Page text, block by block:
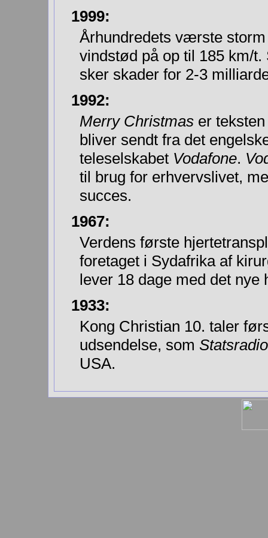
1999:
Århundredets værste
vindstød på op til 185 km/
sker skader for 2-3
1992:
Merry Christmas er
bliver sendt fra det
teleselskabet Vodafone.
til brug for erhvervslivet,
succes.
1967:
Verdens første
foretaget i Sydafrika af
lever 18 dage med det nye
1933:
Kong Christian 10. taler
udsendelse, som
USA.